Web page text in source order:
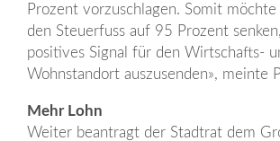
Prozent vorzuschlagen. Somit
den Steuerfuss auf 95 Prozent
positives Signal für den Wirtschafts-
Wohnstandort auszusenden», meinte
Mehr Lohn
Weiter beantragt der Stadtrat dem